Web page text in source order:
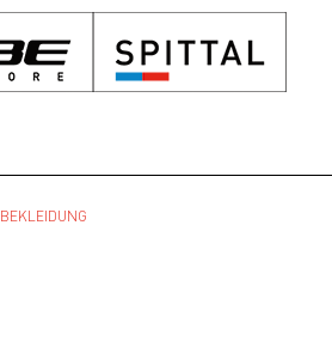
BEKLEIDUNG